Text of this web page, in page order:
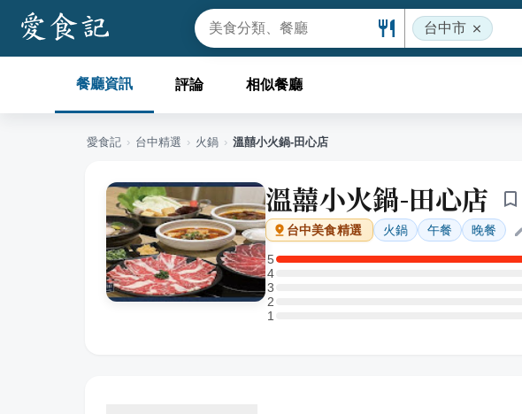
台中市
餐廳資訊 評論 相似餐廳
愛食記 › 台中精選 › 火鍋 › 溫囍小火鍋-田心店
溫囍小火鍋-田心店
台中美食精選 火鍋 午餐 晚餐
5
5 星：1 則評論
4
4 星：0 則評論
3
3 星：0 則評論
2
2 星：0 則評論
11 星：0 則評論